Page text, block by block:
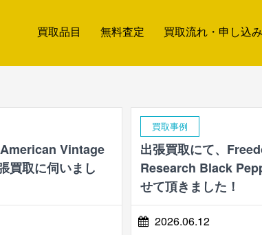
買取品目 無料査定 買取流れ・申し込み
Vintage
買取に伺いまし
買取事例
出張買取にて、
Research Black
せて頂きました！
2026.06.12